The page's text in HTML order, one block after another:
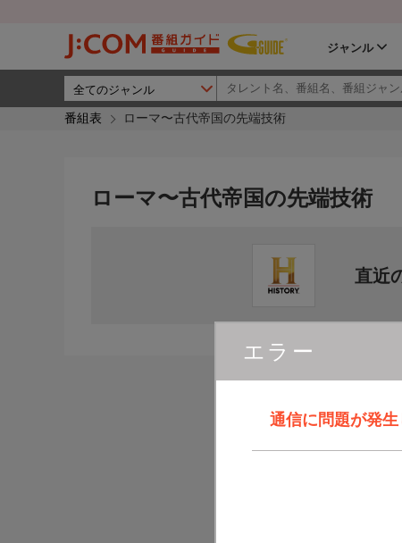
ジャンル
番組表 ローマ〜古代帝国の先端技術
エラー
通信に問題が発
ローマ〜古代帝国の先端技術
直近